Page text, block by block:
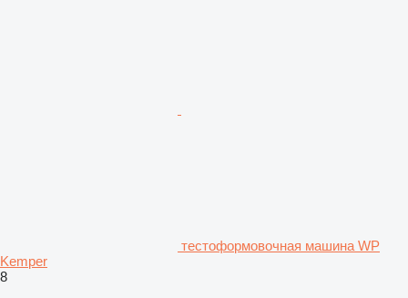
тестоформовочная машина WP
Kemper
8